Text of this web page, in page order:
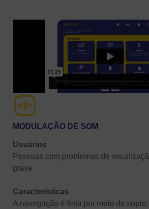
MODULAÇÃO DE SOM
Usuários
Pessoas com problemas de
grave
Características
A navegação é feita por meio de